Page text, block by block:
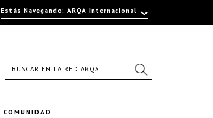
COMUNIDAD
Estás Navegando: ARQA Internacional